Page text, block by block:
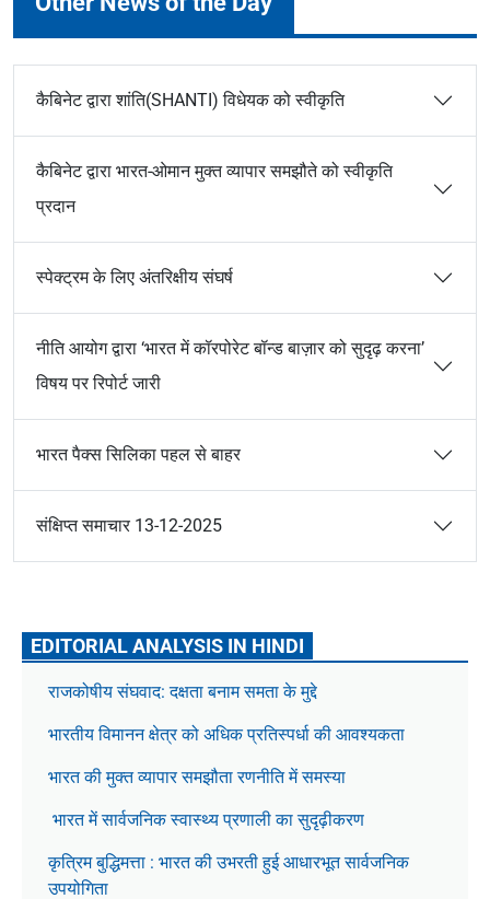
कैबिनेट द्वारा शांति(SHANTI) विधेयक को स्वीकृति
कैबिनेट द्वारा भारत-ओमान मुक्त व्यापार समझौते को स्वीकृति
प्रदान
स्पेक्ट्रम के लिए अंतरिक्षीय संघर्ष
नीति आयोग द्वारा ‘भारत में कॉरपोरेट बॉन्ड बाज़ार को सुदृढ़ करना’
विषय पर रिपोर्ट जारी
भारत पैक्स सिलिका पहल से बाहर
संक्षिप्त समाचार 13-12-2025
EDITORIAL ANALYSIS IN HINDI
राजकोषीय संघवाद: दक्षता बनाम समता के मुद्दे
भारतीय विमानन क्षेत्र को अधिक प्रतिस्पर्धा की आवश्यकता
भारत की मुक्त व्यापार समझौता रणनीति में समस्या
भारत में सार्वजनिक स्वास्थ्य प्रणाली का सुदृढ़ीकरण
कृत्रिम बुद्धिमत्ता : भारत की उभरती हुई आधारभूत सार्वजनिक
उपयोगिता